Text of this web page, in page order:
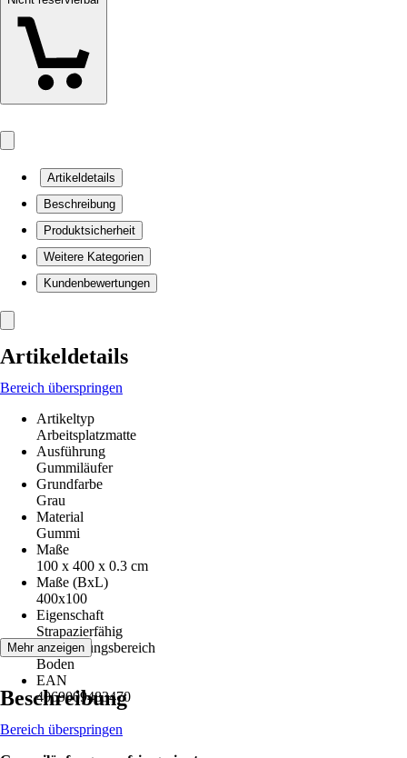
Artikeldetails
Beschreibung
Produktsicherheit
Weitere Kategorien
Kundenbewertungen
Artikeldetails
Bereich überspringen
Artikeltyp
Arbeitsplatzmatte
Ausführung
Gummiläufer
Grundfarbe
Grau
Material
Gummi
Maße
100 x 400 x 0.3 cm
Maße (BxL)
400x100
Eigenschaft
Strapazierfähig
Anwendungsbereich
Boden
EAN
4069009483470
Mehr anzeigen
Beschreibung
Bereich überspringen